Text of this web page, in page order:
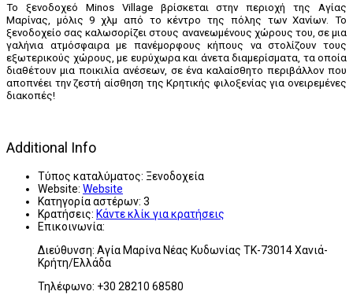
Το ξενοδοχεό Minos Village βρίσκεται στην περιοχή της Αγίας
Μαρίνας, μόλις 9 χλμ από το κέντρο της πόλης των Χανίων. Το
ξενοδοχείο σας καλωσορίζει στους ανανεωμένους χώρους του, σε μια
γαλήνια ατμόσφαιρα με πανέμορφους κήπους να στολίζουν τους
εξωτερικούς χώρους, με ευρύχωρα και άνετα διαμερίσματα, τα οποία
διαθέτουν μια ποικιλία ανέσεων, σε ένα καλαίσθητο περιβάλλον που
αποπνέει την ζεστή αίσθηση της Κρητικής φιλοξενίας για ονειρεμένες
διακοπές!
Additional Info
Τύπος καταλύματος: Ξενοδοχεία
Website: Website
Κατηγορία αστέρων: 3
Κρατήσεις: Κάντε κλίκ για κρατήσεις
Επικοινωνία:
Διεύθυνση: Αγία Μαρίνα Νέας Κυδωνίας ΤΚ-73014 Χανιά-
Κρήτη/Ελλάδα
Τηλέφωνο: +30 28210 68580